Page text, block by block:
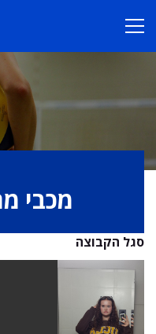
מכבי
סגל הקבוצה